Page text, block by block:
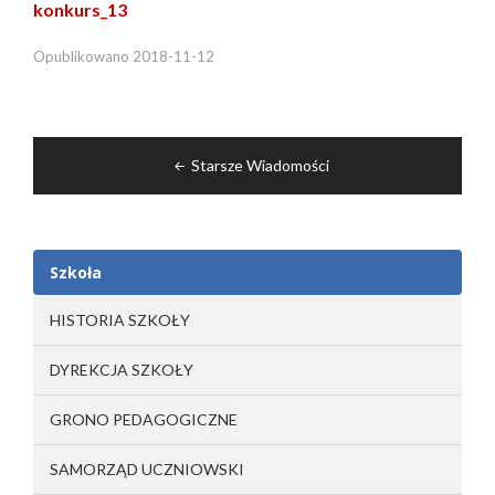
konkurs_13
Opublikowano 2018-11-12
Starsze Wiadomości
Szkoła
HISTORIA SZKOŁY
DYREKCJA SZKOŁY
GRONO PEDAGOGICZNE
SAMORZĄD UCZNIOWSKI